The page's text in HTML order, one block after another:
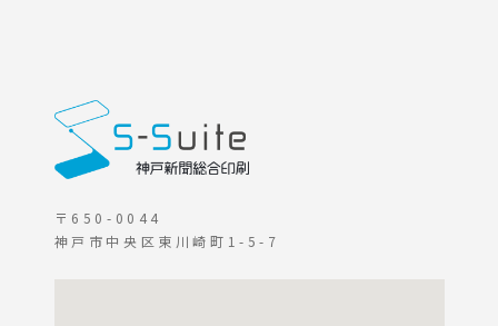
〒650-0044
神戸市中央区東川崎町1-5-7